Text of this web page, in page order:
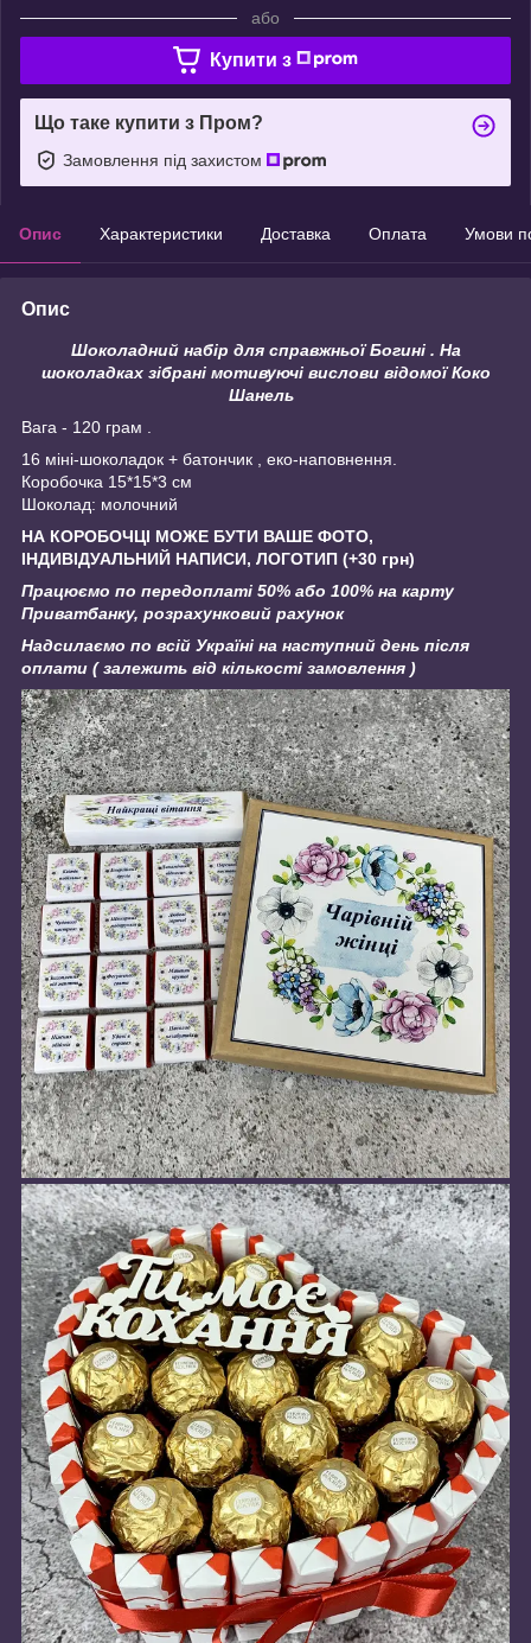
або
Купити з
Що таке купити з Пром?
Замовлення під захистом
Опис Характеристики Доставка Оплата Умови
Опис
Шоколадний набір для справжньої Богині . На
шоколадках зібрані мотивуючі вислови відомої Коко
Шанель
Вага - 120 грам .
16 міні-шоколадок + батончик , еко-наповнення.
Коробочка 15*15*3 см
Шоколад: молочний
НА КОРОБОЧЦІ МОЖЕ БУТИ ВАШЕ ФОТО,
ІНДИВІДУАЛЬНИЙ НАПИСИ, ЛОГОТИП (+30 грн)
Працюємо по передоплаті 50% або 100% на карту
Приватбанку, розрахунковий рахунок
Надсилаємо по всій Україні на наступний день після
оплати ( залежить від кількості замовлення )